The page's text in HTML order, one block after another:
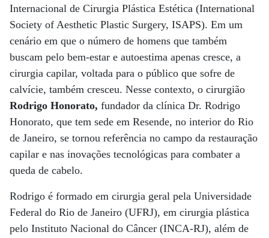
Internacional de Cirurgia Plástica Estética (International
Society of Aesthetic Plastic Surgery, ISAPS). Em um
cenário em que o número de homens que também
buscam pelo bem-estar e autoestima apenas cresce, a
cirurgia capilar, voltada para o público que sofre de
calvície, também cresceu. Nesse contexto, o cirurgião
Rodrigo Honorato, fundador da clínica Dr. Rodrigo
Honorato, que tem sede em Resende, no interior do Rio
de Janeiro, se tornou referência no campo da restauração
capilar e nas inovações tecnológicas para combater a
queda de cabelo.
Rodrigo é formado em cirurgia geral pela Universidade
Federal do Rio de Janeiro (UFRJ), em cirurgia plástica
pelo Instituto Nacional do Câncer (INCA-RJ), além de